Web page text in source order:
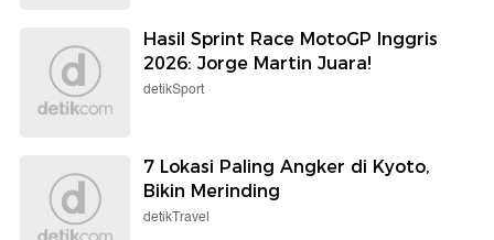
Hasil Sprint Race MotoGP Inggris
2026: Jorge Martin Juara!
detikSport
7 Lokasi Paling Angker di Kyoto,
Bikin Merinding
detikTravel